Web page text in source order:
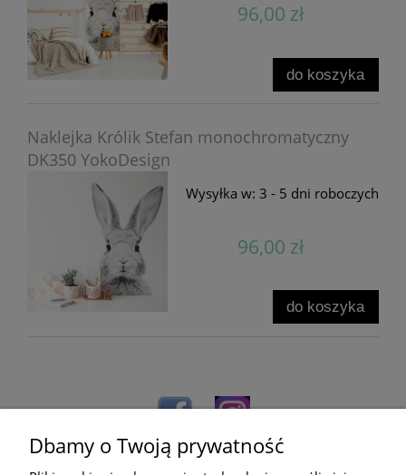
96,00 zł
do koszyka
Naklejka Królik Stefan monochromatyczny
DK350 YokoDesign
Wysyłka w: 3 - 5 dni roboczych
96,00 zł
do koszyka
Dbamy o Twoją prywatność